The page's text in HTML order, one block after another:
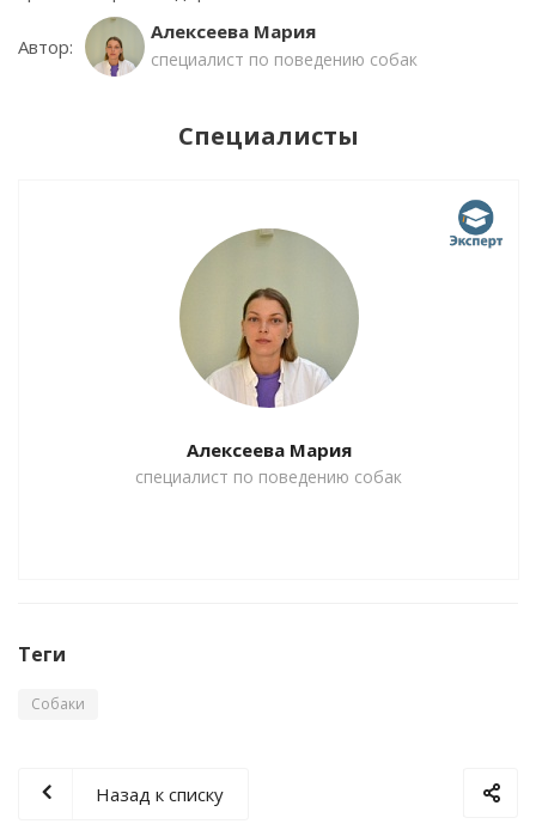
Автор:
Алексеева Мария
специалист по поведению собак
Специалисты
Алексеева Мария
специалист по поведению собак
Теги
Собаки
Назад к списку